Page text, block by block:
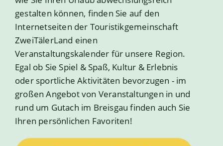
gestalten können, finden Sie auf den
Internetseiten der Touristikgemeinschaft
ZweiTälerLand einen
Veranstaltungskalender für unsere Region.
Egal ob Sie Spiel & Spaß, Kultur & Erlebnis
oder sportliche Aktivitäten bevorzugen - im
großen Angebot von Veranstaltungen in und
rund um Gutach im Breisgau finden auch Sie
Ihren persönlichen Favoriten!